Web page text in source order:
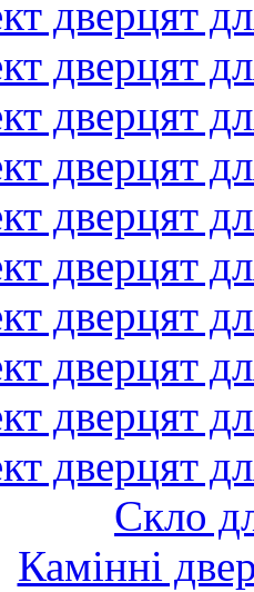
дверцят
дверцят
дверцят
дверцят
дверцят
дверцят
дверцят
дверцят
дверцят
дверцят
Скло
Камінні